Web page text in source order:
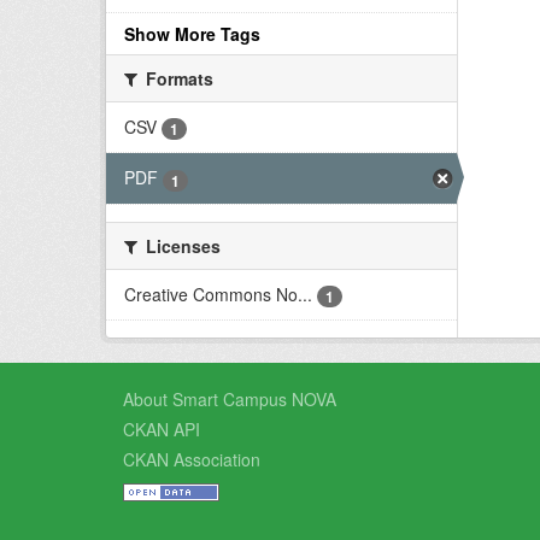
Show More Tags
Formats
CSV
1
PDF 1
Licenses
Creative Commons No...
1
About Smart Campus NOVA
CKAN API
CKAN Association